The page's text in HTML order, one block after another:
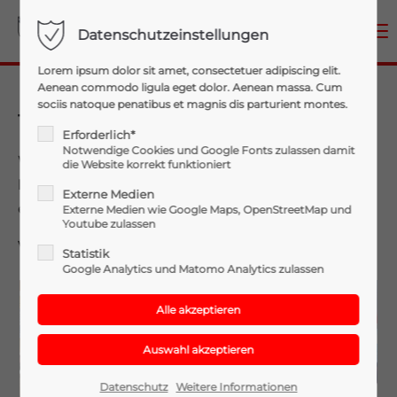
Login
Benutzername
Passwort
Register|Lost your password?
Support
100 Jahre Musikverein Schalchen
Wir gratulieren dem Schalchner Musikverein recht
herzlich zum 100-jährigen Gründungsfest und zu
einem rundum gelungenen Fest.
Vielen Dank, dass wir dabei sein durften!
Datenschutzeinstellungen
Lorem ipsum dolor sit amet, consectetuer adipiscing elit.
Aenean commodo ligula eget dolor. Aenean massa. Cum
sociis natoque penatibus et magnis dis parturient montes.
Erforderlich*
Notwendige Cookies und Google Fonts zulassen damit
die Website korrekt funktioniert
Externe Medien
Externe Medien wie Google Maps, OpenStreetMap und
Youtube zulassen
Statistik
Google Analytics und Matomo Analytics zulassen
Datenschutz Weitere Informationen